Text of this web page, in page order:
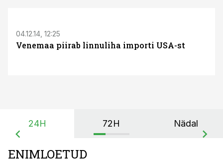
04.12.14, 12:25
Venemaa piirab linnuliha importi USA-st
24H 72H Nädal
ENIMLOETUD